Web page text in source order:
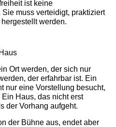
ist keine
muss verteidigt, praktiziert
werden.
Ort werden, der sich nur
der erfahrbar ist. Ein
nur eine Vorstellung besucht,
Haus, das nicht erst
der Vorhang aufgeht.
der Bühne aus, endet aber